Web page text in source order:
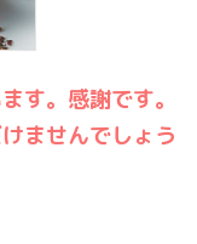
す。感謝です。
ませんでしょう